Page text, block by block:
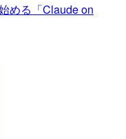
める「Claude on